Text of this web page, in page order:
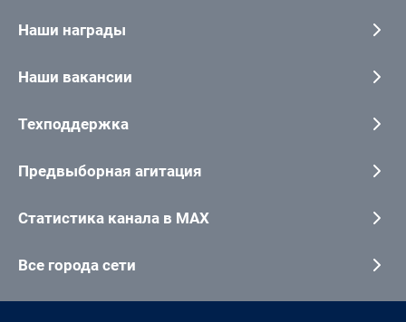
Наши награды
Наши вакансии
Техподдержка
Предвыборная агитация
Статистика канала в MAX
Все города сети